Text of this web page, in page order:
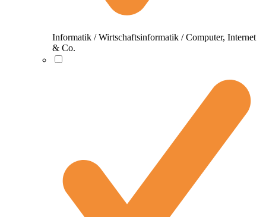
Informatik / Wirtschaftsinformatik / Computer, Internet
& Co.